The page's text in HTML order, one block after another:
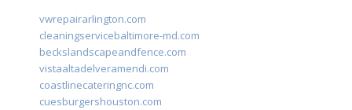
vwrepairarlington.com
cleaningservicebaltimore-md.com
beckslandscapeandfence.com
vistaaltadelveramendi.com
coastlinecateringnc.com
cuesburgershouston.com